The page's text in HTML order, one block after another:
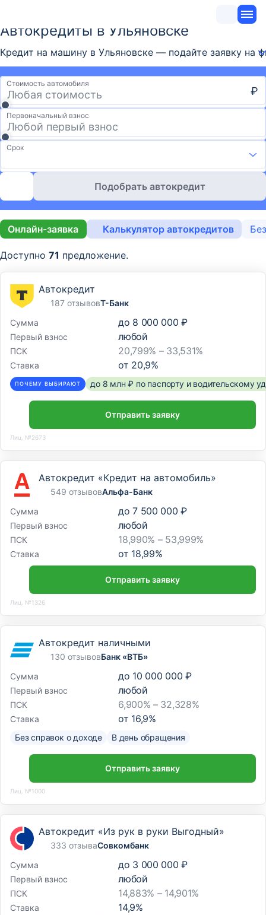
Автокредиты в Ульяновске
Кредит на машину в Ульяновске — подайте заявку на
Стоимость автомобиля
₽
Первоначальный взнос
Срок
Подобрать автокредит
Онлайн-заявка Калькулятор автокредитов
Доступно 71 предложение.
Автокредит
187 отзывовТ-Банк
Сумма
до 8 000 000 ₽
Первый взнос любой
ПСК 20,799% – 33,531%
Ставка от 20,9%
ПОЧЕМУ ВЫБИРАЮТ до 8 млн ₽ по паспорту и водительскому
Отправить заявку
Лиц. №2673
Автокредит «Кредит на автомобиль»
549 отзывовАльфа-Банк
Сумма
до 7 500 000 ₽
Первый взнос любой
ПСК 18,990% – 53,999%
Ставка от 18,99%
Отправить заявку
Лиц. №1326
Автокредит наличными
130 отзывовБанк «ВТБ»
Сумма
до 10 000 000 ₽
Первый взнос любой
ПСК 6,900% – 32,328%
Ставка от 16,9%
Без справок о доходе В день обращения
Отправить заявку
Лиц. №1000
Автокредит «Из рук в руки Выгодный»
333 отзываСовкомбанк
Сумма
до 3 000 000 ₽
Первый взнос любой
ПСК 14,883% – 14,901%
Ставка 14,9%